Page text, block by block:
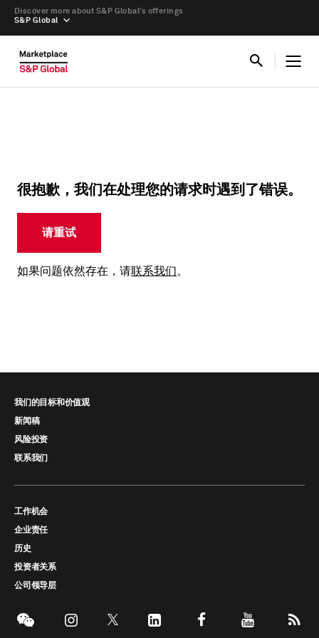
S&P Global
Discover more about S&P Global’s offerings
很抱歉，我们在处理您的请求时遇到了错误。
请重试
如果问题依然存在，请联系我们。
我们的目标和价值观
新闻稿
风险投资
联系我们
工作机会
企业责任
历史
投资者关系
公司领导层